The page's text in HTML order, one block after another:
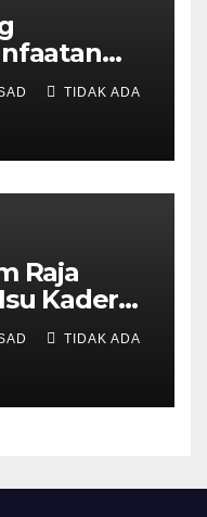
TIDAK ADA
Raja
Kader
Petugas
TIDAK ADA